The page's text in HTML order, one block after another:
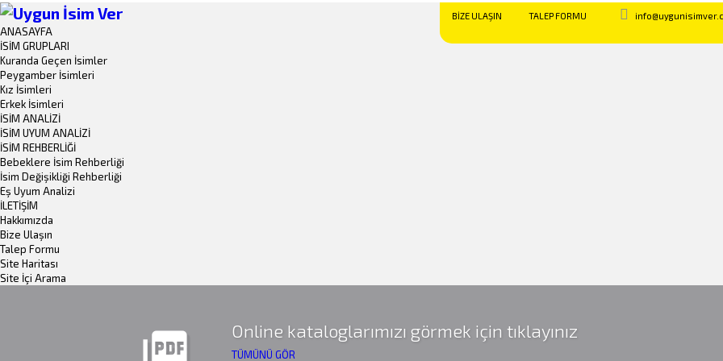
BİZE ULAŞIN TALEP FORMU
ANASAYFA
İSİM GRUPLARI
Kuranda Geçen İsimler
Peygamber İsimleri
Kız İsimleri
Erkek İsimleri
İSİM ANALİZİ
İSİM UYUM ANALİZİ
İSİM REHBERLİĞİ
Bebeklere İsim Rehberliği
İsim Değişikliği Rehberliği
Eş Uyum Analizi
İLETİŞİM
Hakkımızda
Bize Ulaşın
Talep Formu
Site Haritası
Site İçi Arama
Online kataloglarımızı görmek için tıklayınız
TÜMÜNÜ GÖR